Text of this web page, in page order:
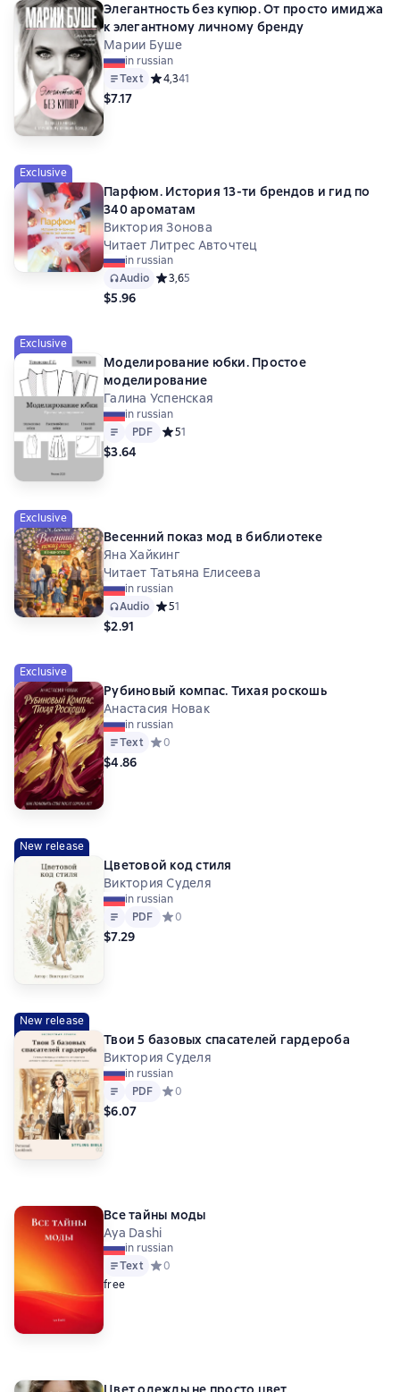
Элегантность без купюр. От просто имиджа
к элегантному личному бренду
Марии Буше
in russian
Text Средний рейтинг 4,3 на основе 41 оценок
4,341
$7.17
Exclusive
Парфюм. История 13-ти брендов и гид по
340 ароматам
Виктория Зонова
Читает Литрес Авточтец
in russian
Audio Средний рейтинг 3,6 на основе 5 оценок
3,65
$5.96
Exclusive
Моделирование юбки. Простое
моделирование
Галина Успенская
in russian
Text
PDF
PDF Средний рейтинг 5 на основе 1 оценок
51
$3.64
Exclusive
Весенний показ мод в библиотеке
Яна Хайкинг
Читает Татьяна Елисеева
in russian
Audio Средний рейтинг 5 на основе 1 оценок
51
$2.91
Exclusive
Рубиновый компас. Тихая роскошь
Анастасия Новак
in russian
Text Средний рейтинг 0 на основе 0 оценок
0
$4.86
New release
Цветовой код стиля
Виктория Суделя
in russian
Text
PDF
PDF Средний рейтинг 0 на основе 0 оценок
0
$7.29
New release
Твои 5 базовых спасателей гардероба
Виктория Суделя
in russian
Text
PDF
PDF Средний рейтинг 0 на основе 0 оценок
0
$6.07
Все тайны моды
Aya Dashi
in russian
Text Средний рейтинг 0 на основе 0 оценок
0
free